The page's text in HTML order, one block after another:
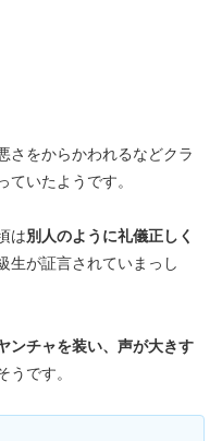
さをからかわれるなどクラ
ていたようです。
は別人のように礼儀正しく
生が証言されていまっし
ンチャを装い、声が大きす
うです。